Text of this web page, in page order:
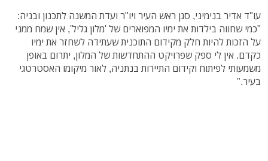
עו"ד אדיר בנימיני, סגן ראש העיר ויו"ר ועדת המשנה לתכנון ובניה:
"כמי שחווה בילדות את ימיו המפוארים של 'מלון גליל', אין שמח ממני
על הזכות להיות חלק מקידום התוכנית שעתידה לשחזר את ימיו
כקדם. אין לי ספק שפרויקט ההתחדשות של המלון, יתרום באופן
משמעותי לפיתוח וקידום התיירות בנתניה, לאור מיקומו האסטרטגי
בעיר."